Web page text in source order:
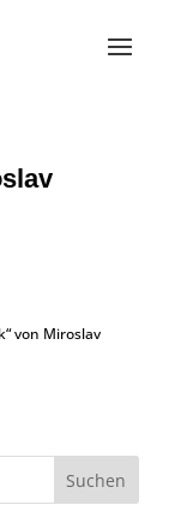
von Miroslav